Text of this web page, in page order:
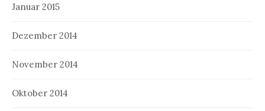
Januar 2015
Dezember 2014
November 2014
Oktober 2014